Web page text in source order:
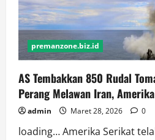
premanzone.biz.id
AS Tembakkan 850 Rudal
Perang Melawan Iran,
admin Maret 28, 2026 0
loading… Amerika Serikat